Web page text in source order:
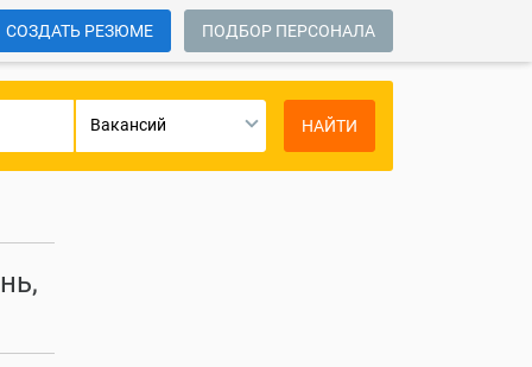
СОЗДАТЬ РЕЗЮМЕ ПОДБОР ПЕРСОНАЛА
Вакансий НАЙТИ